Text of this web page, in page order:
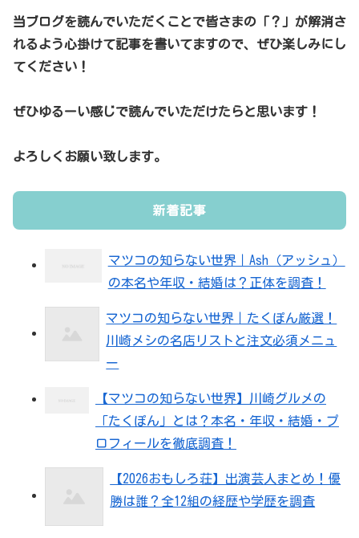
当ブログを読んでいただくことで皆さまの「？」が解消さ
れるよう心掛けて記事を書いてますので、ぜひ楽しみにし
てください！
ぜひゆるーい感じで読んでいただけたらと思います！
よろしくお願い致します。
新着記事
マツコの知らない世界｜Ash（アッシュ）
の本名や年収・結婚は？正体を調査！
マツコの知らない世界｜たくぽん厳選！
川崎メシの名店リストと注文必須メニュ
ー
【マツコの知らない世界】川崎グルメの
「たくぽん」とは？本名・年収・結婚・プ
ロフィールを徹底調査！
【2026おもしろ荘】出演芸人まとめ！優
勝は誰？全12組の経歴や学歴を調査